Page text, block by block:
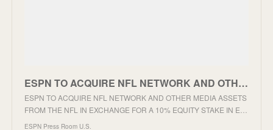
ESPN TO ACQUIRE NFL NETWORK AND OTHER MEDIA ASSETS FROM THE NFL IN EXCHANGE FOR A 10% EQUITY STAKE I
ESPN TO ACQUIRE NFL NETWORK AND OTHER MEDIA ASSETS
FROM THE NFL IN EXCHANGE FOR A 10% EQUITY STAKE IN E…
ESPN Press Room U.S.